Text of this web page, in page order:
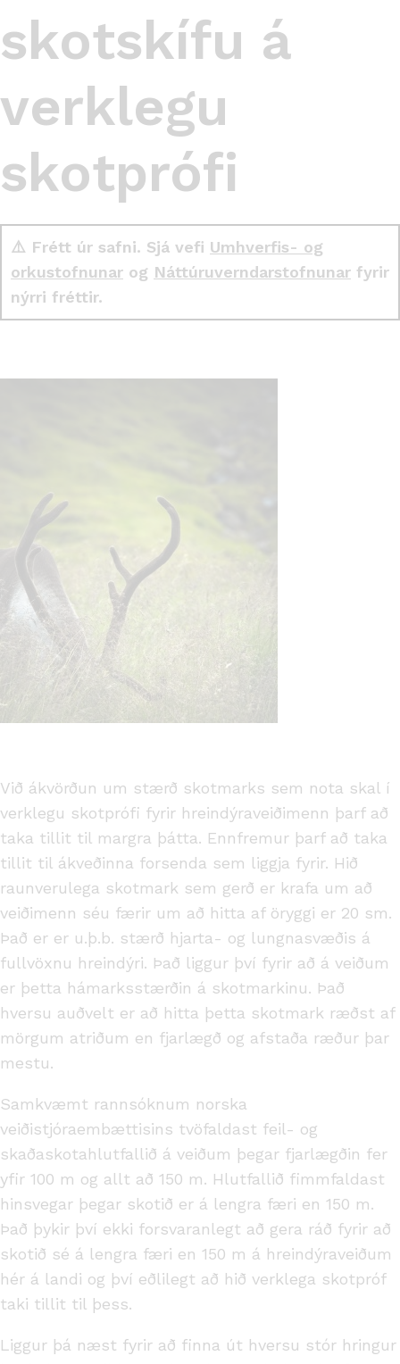
skotskífu á
verklegu
skotprófi
⚠️ Frétt úr safni. Sjá vefi Umhverfis- og
orkustofnunar og Náttúruverndarstofnunar fyrir
nýrri fréttir.
Við ákvörðun um stærð skotmarks sem nota skal í
verklegu skotprófi fyrir hreindýraveiðimenn þarf að
taka tillit til margra þátta. Ennfremur þarf að taka
tillit til ákveðinna forsenda sem liggja fyrir. Hið
raunverulega skotmark sem gerð er krafa um að
veiðimenn séu færir um að hitta af öryggi er 20 sm.
Það er er u.þ.b. stærð hjarta- og lungnasvæðis á
fullvöxnu hreindýri. Það liggur því fyrir að á veiðum
er þetta hámarksstærðin á skotmarkinu. Það
hversu auðvelt er að hitta þetta skotmark ræðst af
mörgum atriðum en fjarlægð og afstaða ræður þar
mestu.
Samkvæmt rannsóknum norska
veiðistjóraembættisins tvöfaldast feil- og
skaðaskotahlutfallið á veiðum þegar fjarlægðin fer
yfir 100 m og allt að 150 m. Hlutfallið fimmfaldast
hinsvegar þegar skotið er á lengra færi en 150 m.
Það þykir því ekki forsvaranlegt að gera ráð fyrir að
skotið sé á lengra færi en 150 m á hreindýraveiðum
hér á landi og því eðlilegt að hið verklega skotpróf
taki tillit til þess.
Liggur þá næst fyrir að finna út hversu stór hringur